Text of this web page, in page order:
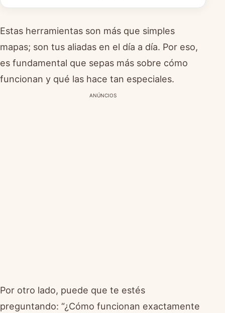
Estas herramientas son más que simples
mapas; son tus aliadas en el día a día. Por eso,
es fundamental que sepas más sobre cómo
funcionan y qué las hace tan especiales.
ANÚNCIOS
Por otro lado, puede que te estés
preguntando: “¿Cómo funcionan exactamente